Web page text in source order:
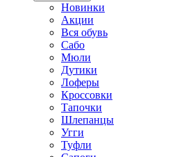
Новинки
Акции
Вся обувь
Сабо
Мюли
Дутики
Лоферы
Кроссовки
Тапочки
Шлепанцы
Угги
Туфли